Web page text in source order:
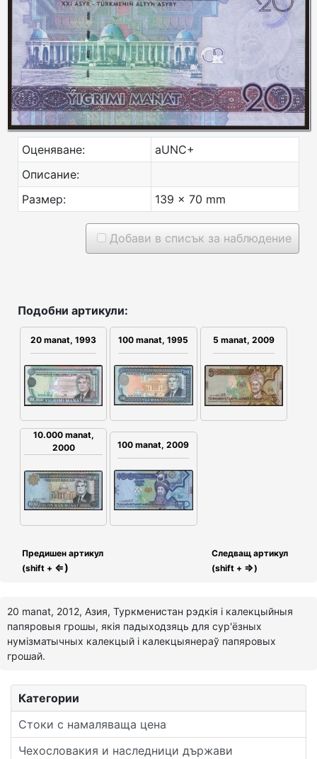
Категории
Стоки с намаляваща цена
Чехословакия и наследници държави
Оценяване:
aUNC+
Описание:
Размер:
139 x 70 mm
Добави в списък за наблюдение
Подобни артикули:
20 manat, 1993 100 manat, 1995 5 manat, 2009
10.000 manat,
2000
100 manat, 2009
Предишен артикул
(shift + ⇐)
Следващ артикул
(shift + ⇒)
20 manat, 2012, Азия, Туркменистан рэдкія і калекцыйныя
папяровыя грошы, якія падыходзяць для сур'ёзных
нумізматычных калекцый і калекцыянераў папяровых
грошай.